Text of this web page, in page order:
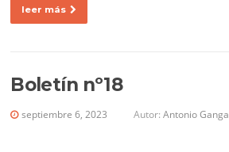
leer más
Boletín nº18
septiembre 6, 2023 Autor:Antonio Ganga